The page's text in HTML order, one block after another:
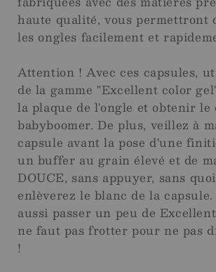
haute qualité, vous permettront
les ongles facilement et
Attention ! Avec ces capsules,
de la gamme "Excellent color
la plaque de l'ongle et obtenir le
babyboomer. De plus, veillez à
capsule avant la pose d'une
un buffer au grain élevé et de
DOUCE, sans appuyer, sans
enlèverez le blanc de la
aussi passer un peu de
ne faut pas frotter pour ne pas
!